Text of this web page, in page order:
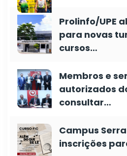
Prolinfo/UPE
para novas
cursos…
Membros e
autorizados
consultar…
Campus
inscrições